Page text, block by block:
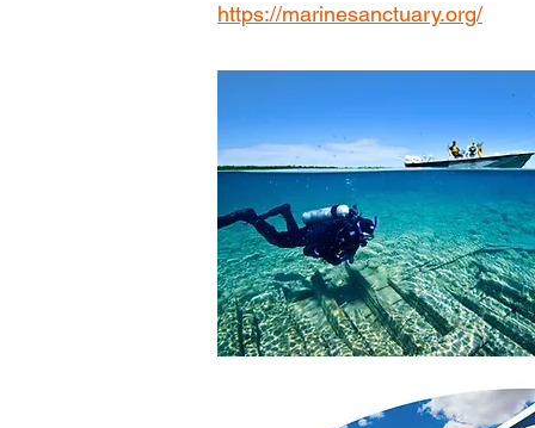
https://marinesanctuary.org/